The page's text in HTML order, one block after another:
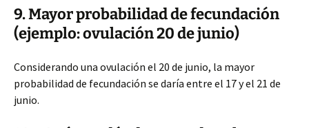
9. Mayor probabilidad de fecundación
(ejemplo: ovulación 20 de junio)
Considerando una ovulación el 20 de junio, la mayor
probabilidad de fecundación se daría entre el 17 y el 21 de
junio.